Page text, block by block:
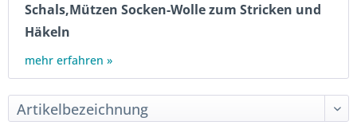
Schals,Mützen Socken-Wolle zum Stricken und
Häkeln
mehr erfahren »